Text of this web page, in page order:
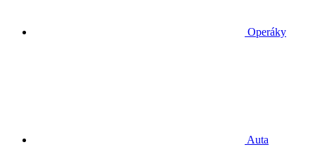
Operáky
Auta